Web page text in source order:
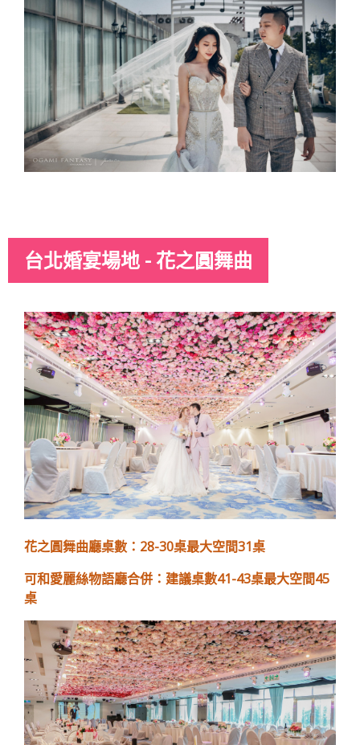
台北婚宴場地 - 花之圓舞曲
花之圓舞曲廳桌數：28-30桌最大空間31桌
可和愛麗絲物語廳合併：建議桌數41-43桌最大空間45
桌